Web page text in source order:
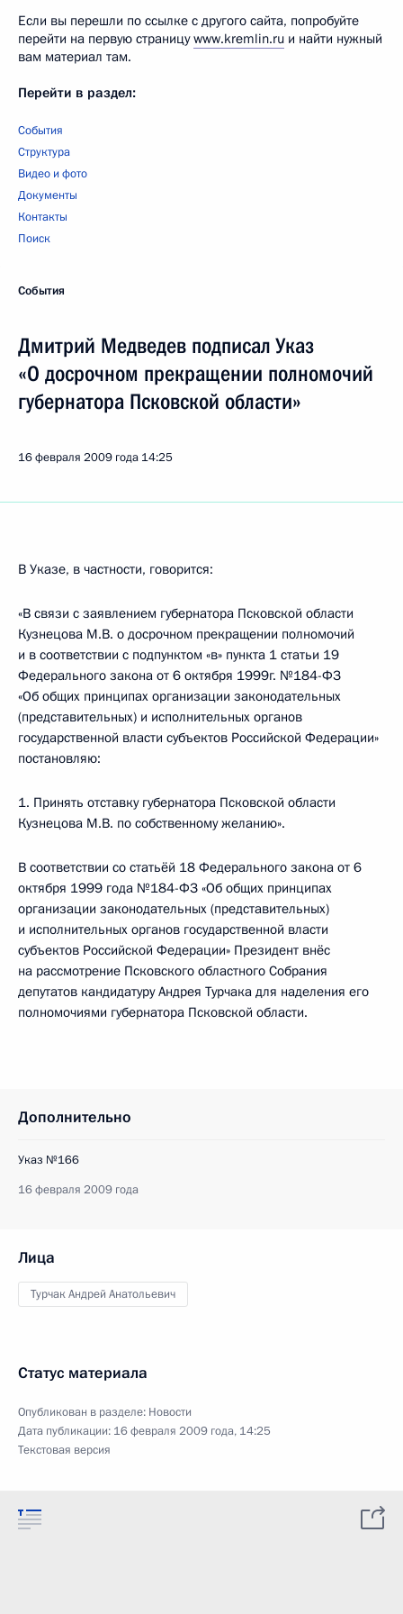
Если вы перешли по ссылке с другого сайта, попробуйте
перейти на первую страницуwww.kremlin.ru и найти нужный
вам материал там.
Перейти в раздел:
События
Структура
Видео и фото
Документы
Контакты
Поиск
События
Дмитрий Медведев подписал Указ
«О досрочном прекращении полномочий
губернатора Псковской области»
16 февраля 2009 года 14:25
В Указе, в частности, говорится:
«В связи с заявлением губернатора Псковской области
Кузнецова М.В. о досрочном прекращении полномочий
и в соответствии с подпунктом «в» пункта 1 статьи 19
Федерального закона от 6 октября 1999г. №184-ФЗ
«Об общих принципах организации законодательных
(представительных) и исполнительных органов
государственной власти субъектов Российской Федерации»
постановляю:
1. Принять отставку губернатора Псковской области
Кузнецова М.В. по собственному желанию».
В соответствии со статьёй 18 Федерального закона от 6
октября 1999 года №184-ФЗ «Об общих принципах
организации законодательных (представительных)
и исполнительных органов государственной власти
субъектов Российской Федерации» Президент внёс
на рассмотрение Псковского областного Собрания
депутатов кандидатуру Андрея Турчака для наделения его
полномочиями губернатора Псковской области.
Дополнительно
Указ №166
16 февраля 2009 года
Лица
Турчак Андрей Анатольевич
Статус материала
Опубликован в разделе: Новости
Дата публикации: 16 февраля 2009 года, 14:25
Текстовая версия